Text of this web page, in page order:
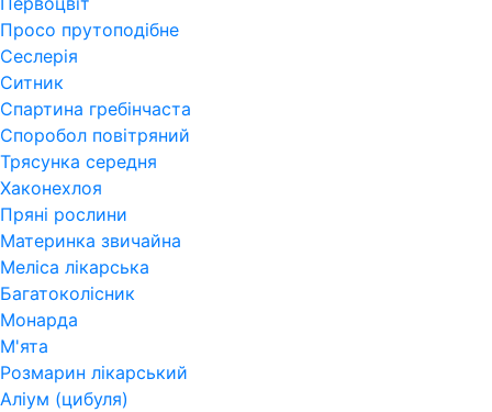
Просо прутоподібне
Сеслерія
Ситник
Спартина гребінчаста
Споробол повітряний
Трясунка середня
Хаконехлоя
Пряні рослини
Материнка звичайна
Меліса лікарська
Багатоколісник
Монарда
М'ята
Розмарин лікарський
Аліум (цибуля)